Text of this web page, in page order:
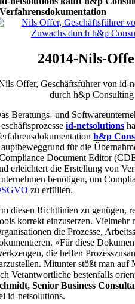
Verfahrensdokumentation
24014-Nils-
Offer, Geschäftsführer von id-
durch h&p
Beratungs- und
id-netsolutions
h&p
für die
Document Editor
erleichtert die Erstellung von
benötigen, um
zu erfüllen.
diesen Richtlinien zu genügen,
korrekt einzusetzen. Vielmehr
die Prozesse,
»Für diese
die helfen
Mitunter stößt man auf
Verantwortliche bestenfalls
Senior Business
id-netsolutions.